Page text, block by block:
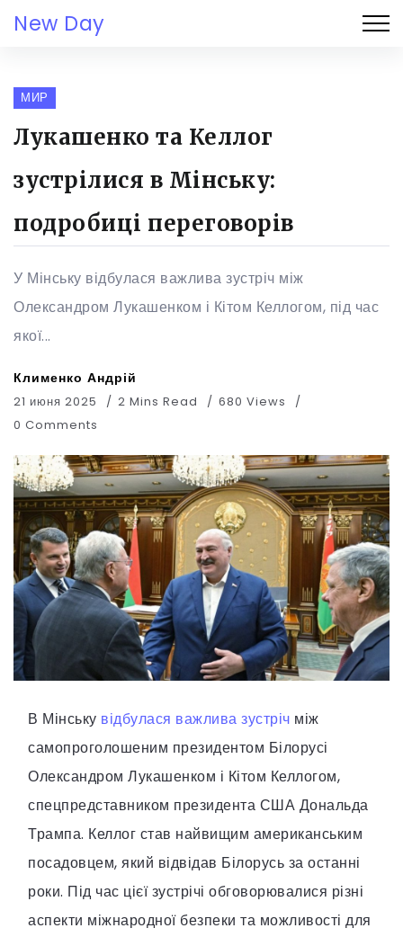
New Day
МИР
Лукашенко та Келлог
зустрілися в Мінську:
подробиці переговорів
У Мінську відбулася важлива зустріч між
Олександром Лукашенком і Кітом Келлогом, під час
якої...
Клименко Андрій
21 июня 2025 2 Mins Read
680 Views
0 Comments
В Мінську відбулася важлива зустріч між
самопроголошеним президентом Білорусі
Олександром Лукашенком і Кітом Келлогом,
спецпредставником президента США Дональда
Трампа. Келлог став найвищим американським
посадовцем, який відвідав Білорусь за останні
роки. Під час цієї зустрічі обговорювалися різні
аспекти міжнародної безпеки та можливості для